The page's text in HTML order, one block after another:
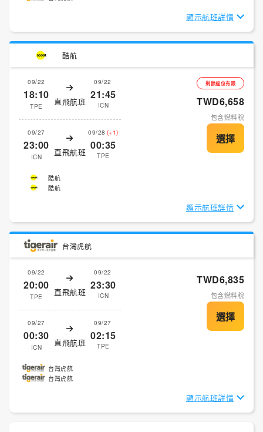
顯示航班詳情
酷航
09/22
18:10
TPE 直飛航班
09/22
21:45
ICN
09/27
23:00
ICN 直飛航班
09/28 (+1)
00:35
TPE
剩餘座位有限
TWD6,658
包含燃料稅
酷航
酷航
顯示航班詳情
台灣虎航
09/22
20:00
TPE 直飛航班
09/22
23:30
ICN
09/27
00:30
ICN 直飛航班
09/27
02:15
TPE
TWD6,835
包含燃料稅
台灣虎航
台灣虎航
顯示航班詳情